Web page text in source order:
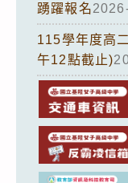
踴躍報名
115學年度高
午12點截止)